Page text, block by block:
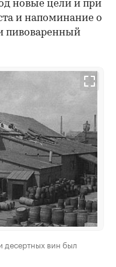
новые цели и при
и напоминание о
пивоваренный
десертных вин был